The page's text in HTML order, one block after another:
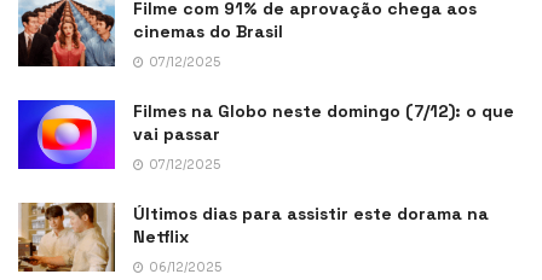
Filme com 91% de aprovação chega aos
cinemas do Brasil
07/12/2025
Filmes na Globo neste domingo (7/12): o que
vai passar
07/12/2025
Últimos dias para assistir este dorama na
Netflix
06/12/2025